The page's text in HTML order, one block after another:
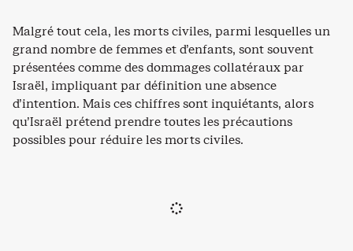
Malgré tout cela, les morts civiles, parmi lesquelles un
grand nombre de femmes et d’enfants, sont souvent
présentées comme des dommages collatéraux par
Israël, impliquant par définition une absence
d’intention. Mais ces chiffres sont inquiétants, alors
qu’Israël prétend prendre toutes les précautions
possibles pour réduire les morts civiles.